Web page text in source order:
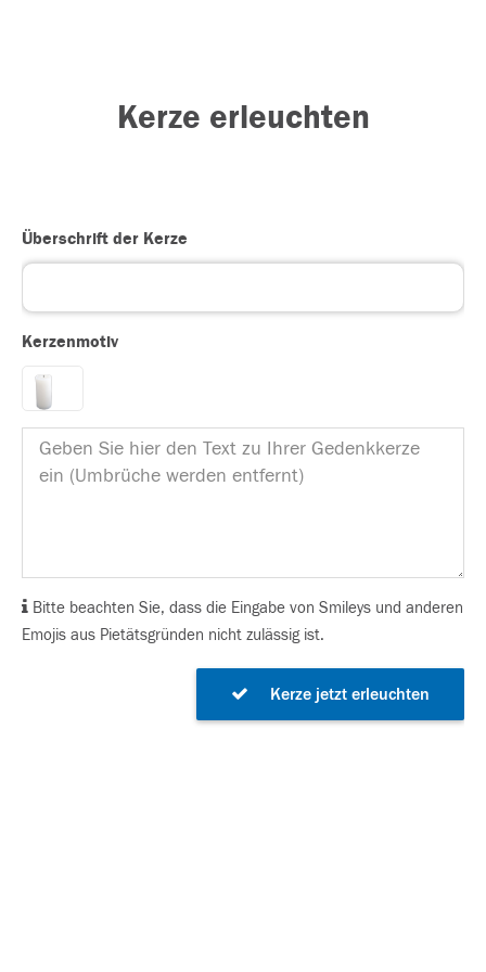
Kerze erleuchten
Überschrift der Kerze
Kerzenmotiv
Bitte beachten Sie, dass die Eingabe von Smileys und anderen
Emojis aus Pietätsgründen nicht zulässig ist.
Kerze jetzt erleuchten